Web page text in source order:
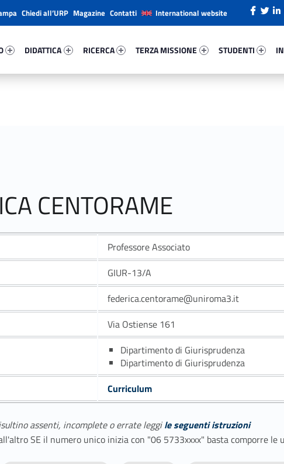
DIDATTICA
RICERCA
TERZA MISSIONE
STUDENTI
Chiedi all’URP Magazine Contatti International website
CENTORAME
Professore Associato
GIUR-13/A
federica.centorame@uniroma3.it
Via Ostiense 161
Dipartimento di Giurisprudenza
Dipartimento di Giurisprudenza
Curriculum
assenti, incomplete o errate leggile seguenti istruzioni
SE il numero unico inizia con "06 5733xxxx" basta comporre